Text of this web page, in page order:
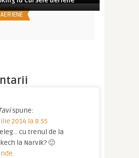
spune:
2014 la 8:55
cu trenul de la
la Narvik? 🙂